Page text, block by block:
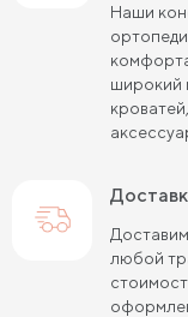
Наши
широкий
любой